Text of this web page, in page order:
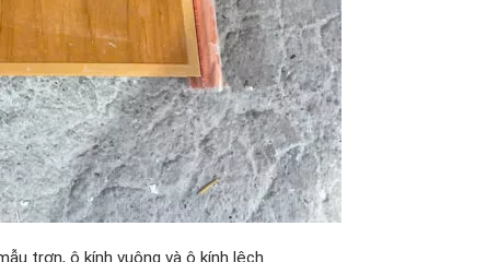
trơn, ô kính vuông và ô kính lệch